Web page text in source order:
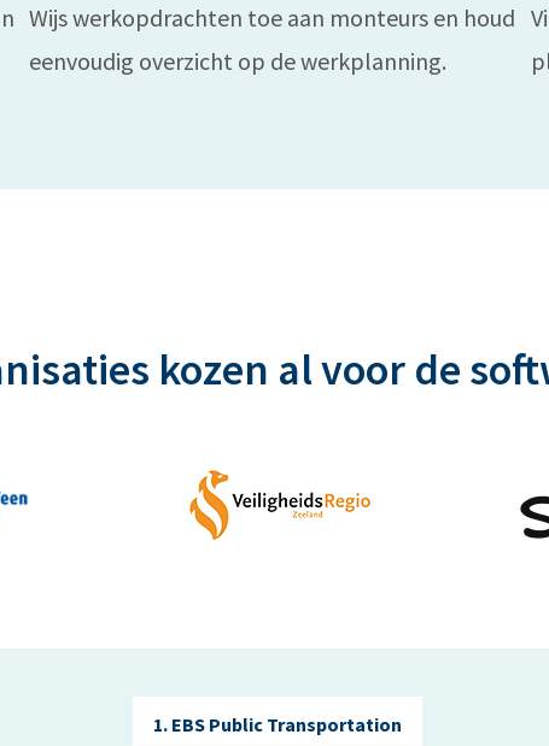
Wijs werkopdrachten toe aan monteurs en houd
eenvoudig overzicht op de werkplanning.
kozen al voor de
1. EBS Public Transportation